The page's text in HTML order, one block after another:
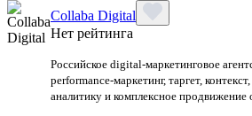
Collaba Digital
Нет рейтинга
Российское digital-маркетинговое
performance-маркетинг, таргет,
аналитику и комплексное продвижение